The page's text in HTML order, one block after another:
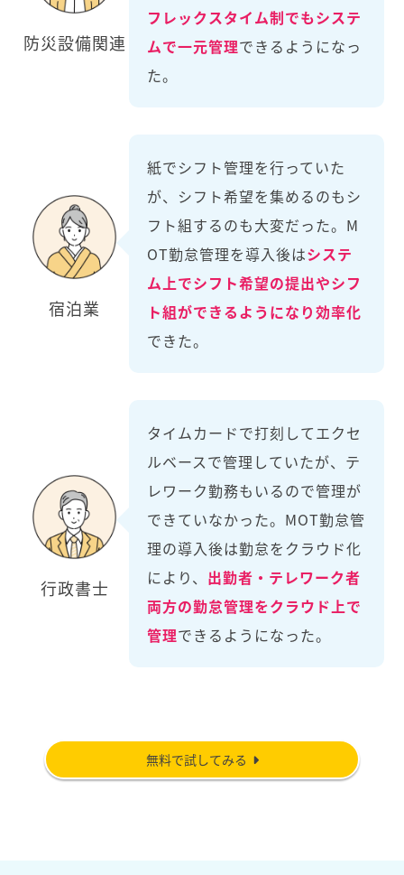
防災設備関連
フレックスタイム制でもシステ
ムで一元管理できるようになっ
た。
宿泊業
紙でシフト管理を行っていた
が、シフト希望を集めるのもシ
フト組するのも大変だった。M
OT勤怠管理を導入後はシステ
ム上でシフト希望の提出やシフ
ト組ができるようになり効率化
できた。
行政書士
タイムカードで打刻してエクセ
ルベースで管理していたが、テ
レワーク勤務もいるので管理が
できていなかった。MOT勤怠管
理の導入後は勤怠をクラウド化
により、 出勤者・テレワーク者
両方の勤怠管理をクラウド上で
管理できるようになった。
無料で試してみる